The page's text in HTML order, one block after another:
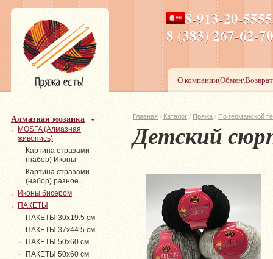
8-913-20-
8 (383) 267-
ПН-ПТ 8-17,СБ-ВС 9-
О
Главная / Каталог / Пряжа / По германской
Детский
Алмазная мозаика
MOSFA (Алмазная
живопись)
Картина стразами
(набор) Иконы
Картина стразами
(набор) разное
Иконы бисером
ПАКЕТЫ
ПАКЕТЫ 30х19.5 см
ПАКЕТЫ 37х44.5 см
ПАКЕТЫ 50х60 см
ПАКЕТЫ 50х60 см